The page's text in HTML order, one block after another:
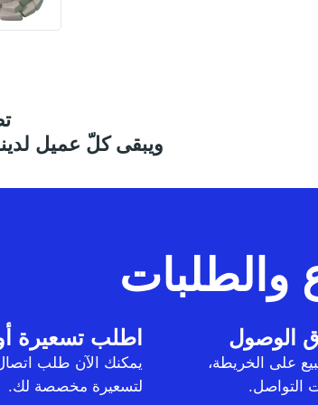
ويبقى كلّ عميل
والطلبات
الوصول
على الخريطة،
التواصل.
اطلب تسعيرة
يمكنك الآن طلب
لتسعيرة مخصصة لك.